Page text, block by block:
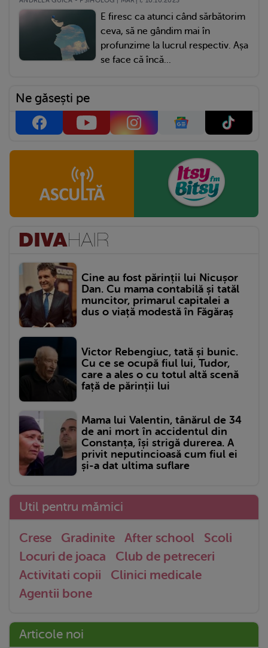
E firesc ca atunci când sărbătorim
ceva, să ne gândim mai în
profunzime la lucrul respectiv. Așa
se face că încă...
Ne găsești pe
Cine au fost părinții lui Nicușor
Dan. Cu mama contabilă și tatăl
muncitor, primarul capitalei a
dus o viață modestă în Făgăraș
Victor Rebengiuc, tată și bunic.
Cu ce se ocupă fiul lui, Tudor,
care a ales o cu totul altă scenă
față de părinții lui
Mama lui Valentin, tânărul de 34
de ani mort în accidentul din
Constanța, își strigă durerea. A
privit neputincioasă cum fiul ei
și-a dat ultima suflare
Util pentru mămici
Crese Gradinite After school
Scoli
Locuri de joaca
Club de petreceri
Activitati copii
Clinici medicale
Agentii bone
Articole noi